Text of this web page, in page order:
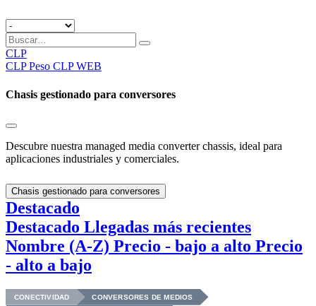
CLP
CLP Peso CLP WEB
Chasis gestionado para conversores
Descubre nuestra managed media converter chassis, ideal para
aplicaciones industriales y comerciales.
Chasis gestionado para conversores
Destacado
Destacado Llegadas más recientes
Nombre (A-Z) Precio - bajo a alto Precio
- alto a bajo
CONECTIVIDAD CONVERSORES DE MEDIOS